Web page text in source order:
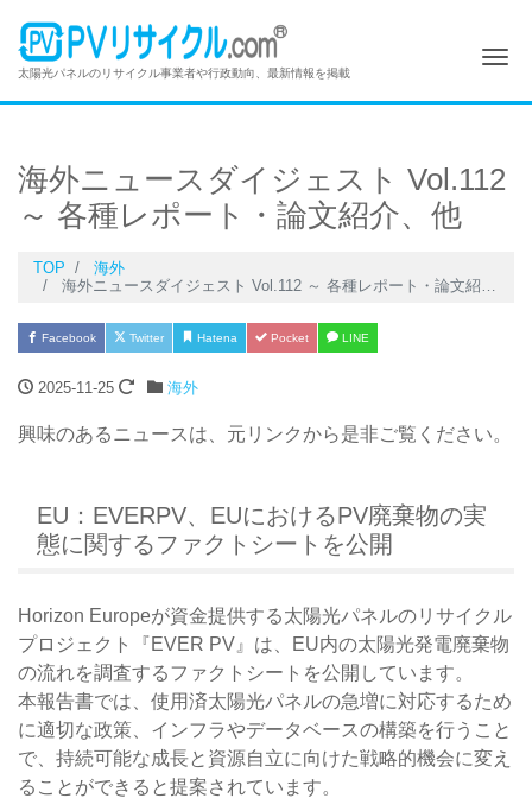
太陽光パネルのリサイクル事業者や行政動向、最新情報を掲載
海外ニュースダイジェスト Vol.112
～ 各種レポート・論文紹介、他
TOP
海外
海外ニュースダイジェスト Vol.112 ～ 各種レポート・論文紹介、他
Facebook Twitter Hatena Pocket LINE
2025-11-25 海外
興味のあるニュースは、元リンクから是非ご覧ください。
EU：EVERPV、EUにおけるPV廃棄物の実
態に関するファクトシートを公開
Horizo​​n Europeが資金提供する太陽光パネルのリサイクル
プロジェクト『EVER PV』は、EU内の太陽光発電廃棄物
の流れを調査するファクトシートを公開しています。
本報告書では、使用済太陽光パネルの急増に対応するため
に適切な政策、インフラやデータベースの構築を行うこと
で、持続可能な成長と資源自立に向けた戦略的機会に変え
ることができると提案されています。